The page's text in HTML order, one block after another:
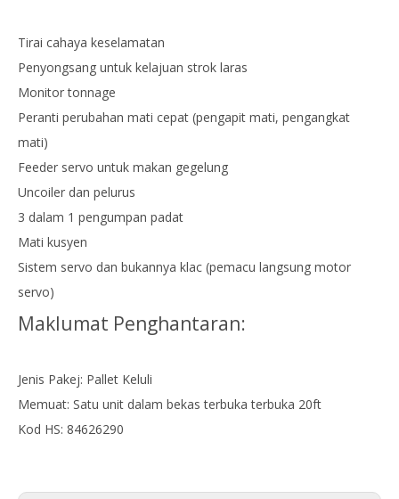
Tirai cahaya keselamatan
Penyongsang untuk kelajuan strok laras
Monitor tonnage
Peranti perubahan mati cepat (pengapit mati, pengangkat
mati)
Feeder servo untuk makan gegelung
Uncoiler dan pelurus
3 dalam 1 pengumpan padat
Mati kusyen
Sistem servo dan bukannya klac (pemacu langsung motor
servo)
Maklumat Penghantaran:
Jenis Pakej: Pallet Keluli
Memuat: Satu unit dalam bekas terbuka terbuka 20ft
Kod HS: 84626290